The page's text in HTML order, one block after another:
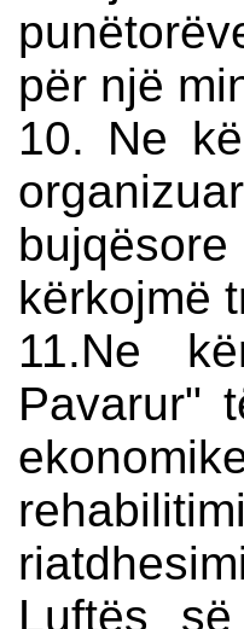
për një
10. Ne
kërkojmë
11.Ne
Pavarur"
Luftës